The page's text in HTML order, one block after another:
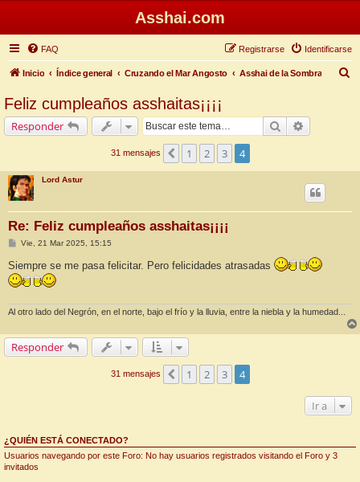
Asshai.com
FAQ Identificarse
Registrarse
Inicio Índice general Cruzando el Mar Angosto Asshai de la Sombra
Feliz cumpleaños asshaitas¡¡¡¡
Responder Buscar
31 mensajes Anterior
1 2 3 4
Lord Astur
Re: Feliz cumpleaños asshaitas¡¡¡¡
M
s
a
j
Vie, 21 Mar 2025, 15:15
Siempre se me pasa felicitar. Pero felicidades atrasadas
Al otro lado del Negrón, en el norte, bajo el frío y la lluvia, entre la niebla y la humedad...
Responder
31 mensajes Anterior
1 2 3 4
Ir a
¿QUIÉN ESTÁ CONECTADO?
Usuarios navegando por este Foro: No hay usuarios registrados visitando el Foro y 3
invitados